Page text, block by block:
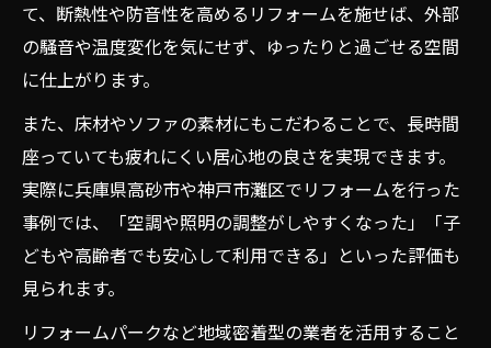
て、断熱性や防音性を高めるリフォームを施せば、外部
の騒音や温度変化を気にせず、ゆったりと過ごせる空間
に仕上がります。
また、床材やソファの素材にもこだわることで、長時間
座っていても疲れにくい居心地の良さを実現できます。
実際に兵庫県高砂市や神戸市灘区でリフォームを行った
事例では、「空調や照明の調整がしやすくなった」「子
どもや高齢者でも安心して利用できる」といった評価も
見られます。
リフォームパークなど地域密着型の業者を活用すること